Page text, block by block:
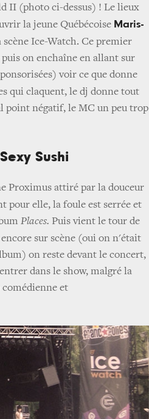
II (photo ci-dessus) ! Le lieux
la jeune Québécoise Maris-
scène Ice-Watch. Ce premier
on enchaîne en allant sur
voir ce que donne
qui claquent, le dj donne tout
point négatif, le MC un peu trop
Sushi
Proximus attiré par la douceur
pour elle, la foule est serrée et
Places. Puis vient le tour de
sur scène (oui on n'était
on reste devant le concert,
dans le show, malgré la
comédienne et